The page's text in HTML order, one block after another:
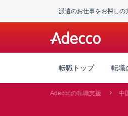
派遣のお仕事をお探しの
転職トップ 転職
Adeccoの転職支援 中